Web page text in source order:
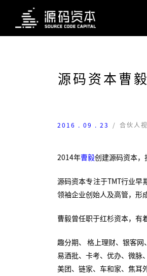
源码资本曹
2016 . 09 . 23 / 合伙人
2014年曹毅创建源码资本，
源码资本专注于TMT行业早
领袖企业创始人及高管，形
曹毅曾任职于红杉资本，有
趣分期、 格上理财、银客网
易酒批、卡考、优办、微脉
美团、链家、车和家、焦耳